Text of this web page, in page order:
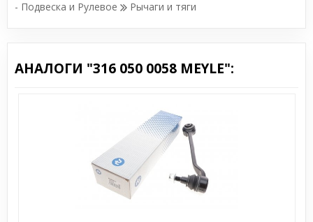
- Подвеска и Рулевое
Рычаги и тяги
АНАЛОГИ "316 050 0058 MEYLE":